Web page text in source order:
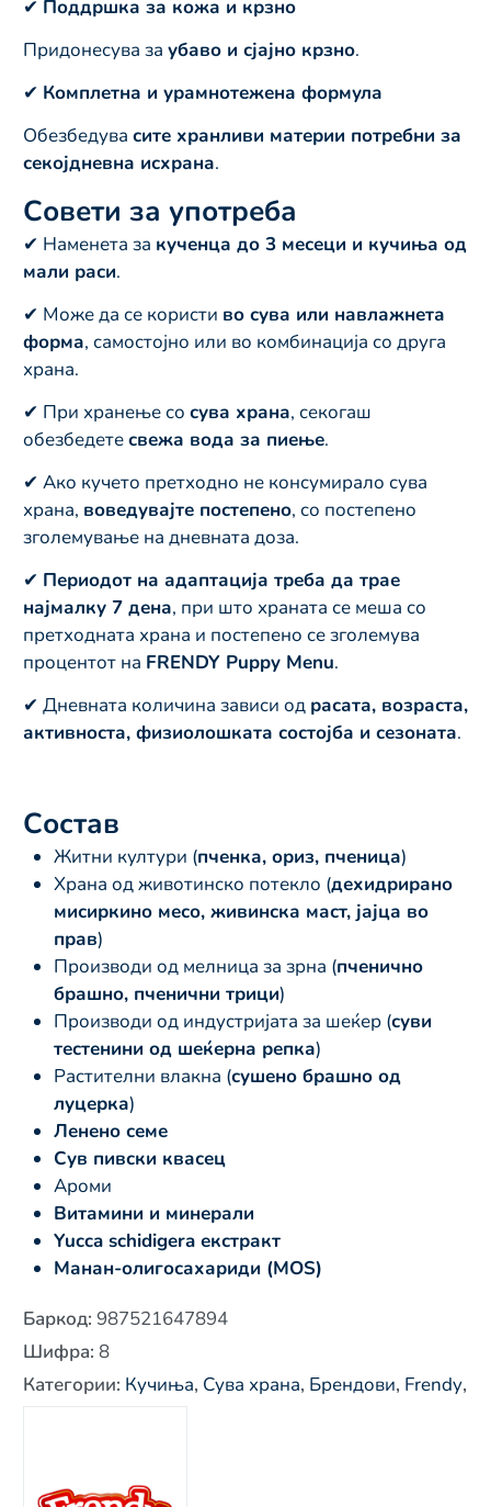
✔ Поддршка за кожа и крзно
Придонесува за убаво и сјајно крзно.
✔ Комплетна и урамнотежена формула
Обезбедува сите хранливи материи потребни за
секојдневна исхрана.
Совети за употреба
✔ Наменета за кученца до 3 месеци и кучиња од
мали раси.
✔ Може да се користи во сува или навлажнета
форма, самостојно или во комбинација со друга
храна.
✔ При хранење со сува храна, секогаш
обезбедетесвежа вода за пиење.
✔ Ако кучето претходно не консумирало сува
храна, воведувајте постепено, со постепено
зголемување на дневната доза.
✔ Периодот на адаптација треба да трае
најмалку 7 дена, при што храната се меша со
претходната храна и постепено се зголемува
процентот на FRENDY Puppy Menu.
✔ Дневната количина зависи од расата, возраста,
активноста, физиолошката состојба и сезоната.
Состав
Житни култури (пченка, ориз, пченица)
Храна од животинско потекло (дехидрирано
мисиркино месо, живинска маст, јајца во
прав)
Производи од мелница за зрна (пченично
брашно, пченични трици)
Производи од индустријата за шеќер (суви
тестенини од шеќерна репка)
Растителни влакна (сушено брашно од
луцерка)
Ленено семе
Сув пивски квасец
Ароми
Витамини и минерали
Yucca schidigera екстракт
Манан-олигосахариди (MOS)
Баркод: 987521647894
Шифра: 8
Категории: Кучиња, Сува храна, Брендови, Frendy,